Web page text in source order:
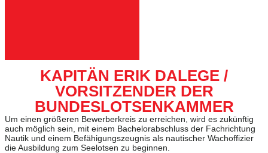
KAPITÄN ERIK DALEGE /
VORSITZENDER DER
BUNDESLOTSENKAMMER
Um einen größeren Bewerberkreis zu erreichen, wird es zukünftig
auch möglich sein, mit einem Bachelorabschluss der Fachrichtung
Nautik und einem Befähigungszeugnis als nautischer Wachoffizier
die Ausbildung zum Seelotsen zu beginnen.